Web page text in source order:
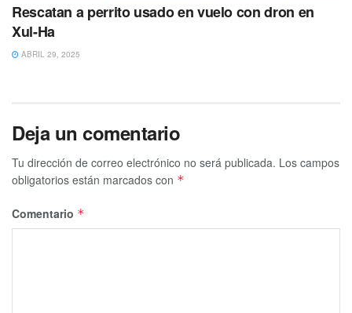
Rescatan a perrito usado en vuelo con dron en
Xul-Ha
ABRIL 29, 2025
Deja un comentario
Tu dirección de correo electrónico no será publicada. Los campos
obligatorios están marcados con *
Comentario *